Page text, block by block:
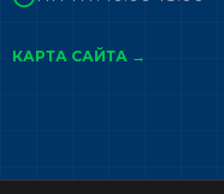
КАРТА САЙТА →